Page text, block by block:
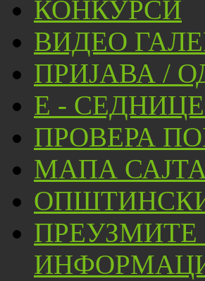
КОНКУРСИ
ВИДЕО
ПРИЈАВА /
Е -
ПРОВЕРА
МАПА
ОПШТИНСКИ
ПРЕУЗМИТЕ